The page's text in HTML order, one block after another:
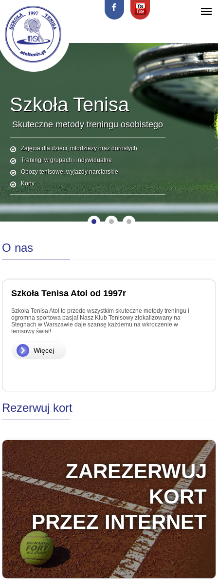
Menu główne
Szkoła Tenisa
Skuteczne metody treningu osobistego
Zajęcia dla dzieci, młodzieży oraz dorosłych
Treningi w grupach i indywidualne
Obozy tenisowe, wyjazdy narciarskie
Korty
O nas
Szkoła Tenisa Atol od 1997r
Szkoła Tenisa Atol to przede wszystkim skuteczne metody treningu i
ogromna sportowa pasja! Nasz Klub Tenisowy zlokalizowany na
Stegnach w Warszawie daje szansę każdemu na wkroczenie w
tenisowy świat!
Więcej
Rezerwuj kort
ZAREZERWUJ
KORT
PRZEZ INTERNET